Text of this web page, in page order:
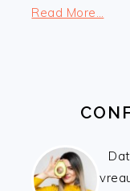
Read More…